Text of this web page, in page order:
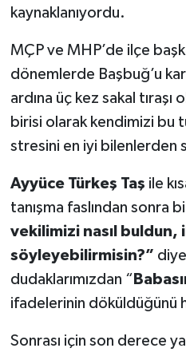
kaynaklanıyordu.
MÇP ve MHP’de ilçe
dönemlerde Başbuğ’u
ardına üç kez sakal tıraşı
birisi olarak kendimizi bu
stresini en iyi bilenlerden
Ayyüce Türkeş Taş ile
tanışma faslından sonra
vekilimizi nasıl buldun,
söyleyebilirmisin?”
dudaklarımızdan “
ifadelerinin döküldüğünü
Sonrası için son derece